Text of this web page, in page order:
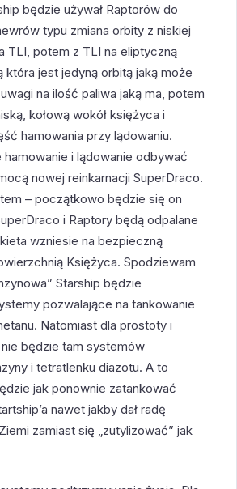
będzie używał Raptorów do
typu zmiana orbity z niskiej
TLI, potem z TLI na eliptyczną
która jest jedyną orbitą jaką może
na ilość paliwa jaką ma, potem
kołową wokół księżyca i
hamowania przy lądowaniu.
i lądowanie odbywać
nowej reinkarnacji SuperDraco.
– początkowo będzie się on
i Raptory będą odpalane
wzniesie na bezpieczną
Księżyca. Spodziewam
Starship będzie
pozwalające na tankowanie
Natomiast dla prostoty i
będzie tam systemów
i tetratlenku diazotu. A to
jak ponownie zatankować
nawet jakby dał radę
zamiast się „zutylizować” jak